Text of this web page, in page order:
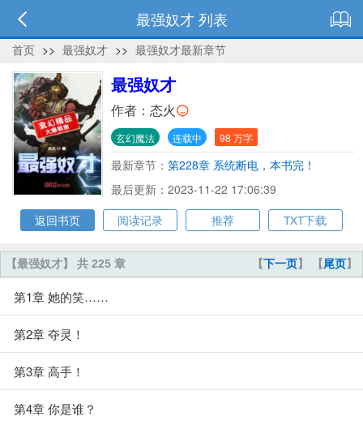
最强奴才 列表
首页 >> 最强奴才 >> 最强奴才最新章节
最强奴才
作者： 态火
玄幻魔法 连载中 98 万字
最新章节： 第228章 系统断电，本书完！
最后更新：2023-11-22 17:06:39
返回书页
阅读记录 推荐 TXT下载
【下一页】 【尾页】
【最强奴才】 共 225 章
第1章 她的笑……
第2章 夺灵！
第3章 高手！
第4章 你是谁？